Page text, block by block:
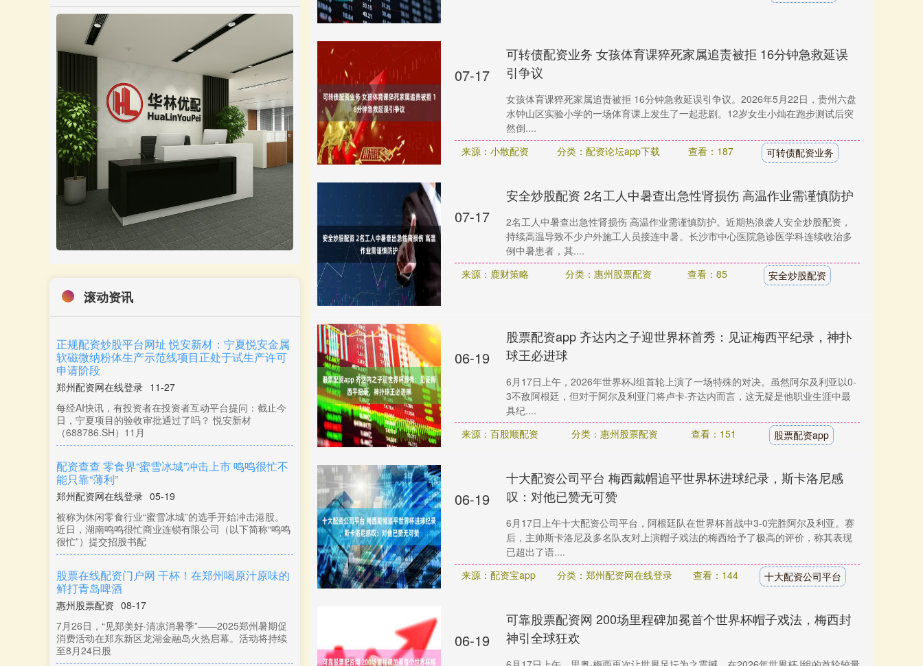
07-17
可转债配资业务 女孩体育课猝死家属追责被拒 16分钟急救延误
引争议
女孩体育课猝死家属追责被拒 16分钟急救延误引争议。2026年5月22日，贵州六盘
水钟山区实验小学的一场体育课上发生了一起悲剧。12岁女生小灿在跑步测试后突
然倒....
来源：小散配资
分类：配资论坛app下载 查看：187 可转债配资业务
07-17
安全炒股配资 2名工人中暑查出急性肾损伤 高温作业需谨慎防护
2名工人中暑查出急性肾损伤 高温作业需谨慎防护。近期热浪袭人安全炒股配资，
持续高温导致不少户外施工人员接连中暑。长沙市中心医院急诊医学科连续收治多
例中暑患者，其....
来源：鹿财策略
分类：惠州股票配资 查看：85 安全炒股配资
06-19
股票配资app 齐达内之子迎世界杯首秀：见证梅西平纪录，神扑
球王必进球
6月17日上午，2026年世界杯J组首轮上演了一场特殊的对决。虽然阿尔及利亚以0-
3不敌阿根廷，但对于阿尔及利亚门将卢卡·齐达内而言，这无疑是他职业生涯中最
具纪....
来源：百股顺配资
分类：惠州股票配资 查看：151 股票配资app
06-19
十大配资公司平台 梅西戴帽追平世界杯进球纪录，斯卡洛尼感
叹：对他已赞无可赞
6月17日上午十大配资公司平台，阿根廷队在世界杯首战中3-0完胜阿尔及利亚。赛
后，主帅斯卡洛尼及多名队友对上演帽子戏法的梅西给予了极高的评价，称其表现
已超出了语....
来源：配资宝app
分类：郑州配资网在线登录 查看：144 十大配资公司平台
06-19
可靠股票配资网 200场里程碑加冕首个世界杯帽子戏法，梅西封
神引全球狂欢
滚动资讯
安全的炒股配资网 首轮参与商户超370家，长
宁“时尚国潮”消费券明日开抢
郑州配资网在线登录
记者从长宁区获悉安全的炒股配资网，长宁区“商圈精品
推广节”5月30日限时开抢，本次消费券活动以“时尚国
潮”为主题，覆盖端
定向钻机“钻”出新速度
郑州配资网在线登录
（转自：华阳新材料集团）手机股票配资网 千米定向钻
进技术是华阳集团治理瓦斯的重要技术手段。今年以
来，新景公司积极推进千米
印发实施
郑州配资网在线登录
【深圳商报讯】（记者苑伟斌）近日配资炒股网，深圳
市规划和自然资源局组织召开“三导则+三通则”城市风貌
和建筑品质管控体系相